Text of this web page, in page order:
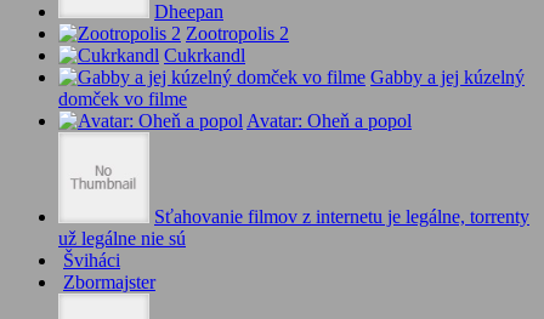
Dheepan
Zootropolis 2
Cukrkandl
Gabby a jej kúzelný
domček vo filme
Avatar: Oheň a popol
Sťahovanie filmov z internetu je legálne, torrenty
už legálne nie sú
Šviháci
Zbormajster